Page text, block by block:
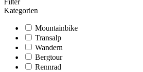
Filter
Kategorien
Mountainbike
Transalp
Wandern
Bergtour
Rennrad